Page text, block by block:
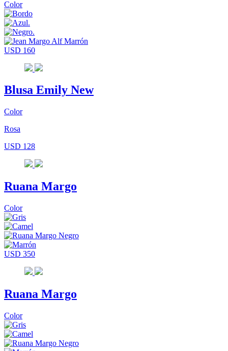
Color
USD 160
Blusa Emily New
Color
Rosa
USD 128
Ruana Margo
Color
USD 350
Ruana Margo
Color